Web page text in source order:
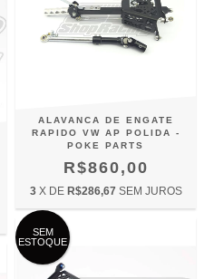
ALAVANCA DE ENGATE
RAPIDO VW AP POLIDA -
POKE PARTS
R$860,00
3 X DE R$286,67 SEM JUROS
SEM
ESTOQUE